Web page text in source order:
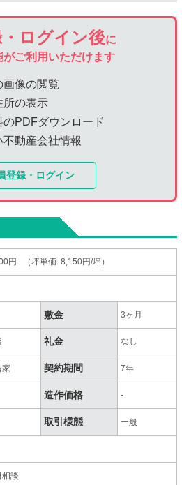
ログイン後に
がご利用いただけます
画像の閲覧
所の表示
のPDFダウンロード
不動産会社情報
登録・ログイン
円 （坪単価: 8,150円/坪）
敷金 3ヶ月
礼金 なし
家 契約期間 7年
造作価格 -
取引様態 一般
相談